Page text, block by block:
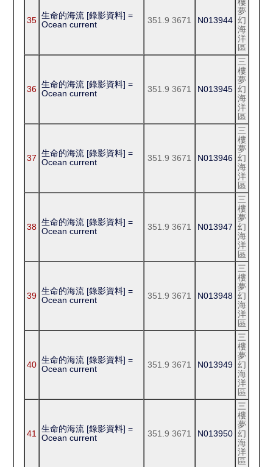
35 生命的海流 [錄影資料] =
Ocean current
351.9 3671 N013944
夢
幻
海
洋
區
36 生命的海流 [錄影資料] =
Ocean current
351.9 3671 N013945
三
樓
夢
幻
海
洋
區
37 生命的海流 [錄影資料] =
Ocean current
351.9 3671 N013946
三
樓
夢
幻
海
洋
區
38 生命的海流 [錄影資料] =
Ocean current
351.9 3671 N013947
三
樓
夢
幻
海
洋
區
39 生命的海流 [錄影資料] =
Ocean current
351.9 3671 N013948
三
樓
夢
幻
海
洋
區
40 生命的海流 [錄影資料] =
Ocean current
351.9 3671 N013949
三
樓
夢
幻
海
洋
區
41
生命的海流 [錄影資料] =
Ocean current
351.9 3671 N013950
三
樓
夢
幻
海
洋
區